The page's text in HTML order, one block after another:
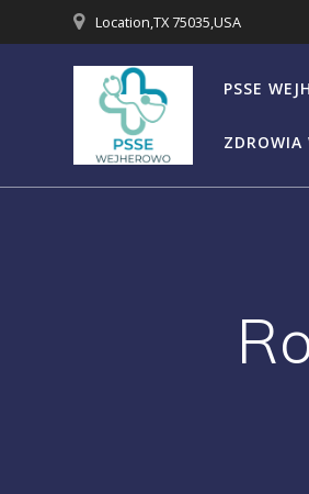
do
Location,TX 75035,USA
PSSE
ZDROWIA